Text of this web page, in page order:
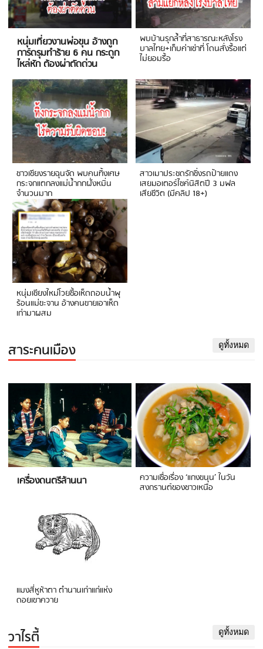
หนุ่มเที่ยวงานพ่อขุน อ้างถูก
การ์ดรุมทำร้าย 6 คน กระดูก
ไหล่หัก ต้องผ่าตัดด่วน
พบบ้านรุกล้ำที่สาธารณะหลังโรง
บาลไทย+เก็บค่าเช่าที่ โดนสั่งรื้อแต่
ไม่ยอมรื้อ
ชาวเชียงรายฉุนจัด พบคนทิ้งเศษ
กระจกแตกลงแม่น้ำกกฝั่งหมิ่น
จำนวนมาก
สาวเมาประชดรักซิ่งรถป้ายแดง
เสยมอเตอร์ไซค์นิสิตปี 3 มฟล
เสียชีวิต (มีคลิป 18+)
หนุ่มเชียงใหม่โวยซื้อเห็ดถอบน้ำพุ
ร้อนแม่ขะจาน อ้างคนขายเอาเห็ด
เก่ามาผสม
สาระคนเมือง ดูทั้งหมด
เครื่องดนตรีล้านนา ความเชื่อเรื่อง ‘แกงขนุน’ ในวัน
สงกรานต์ของชาวเหนือ
แมงสี่หูห้าตา ตำนานเก่าแก่แห่ง
ดอยเขาควาย
วาไรตี้ ดูทั้งหมด